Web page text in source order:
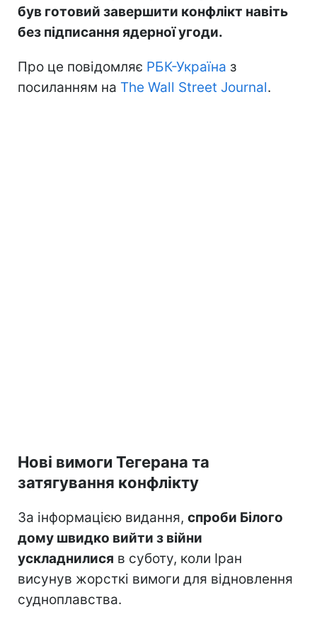
був готовий завершити конфлікт навіть
без підписання ядерної угоди.
Про це повідомляє РБК-Україна з
посиланням на The Wall Street Journal.
Нові вимоги Тегерана та
затягування конфлікту
За інформацією видання, спроби Білого
дому швидко вийти з війни
ускладнилися в суботу, коли Іран
висунув жорсткі вимоги для відновлення
судноплавства.